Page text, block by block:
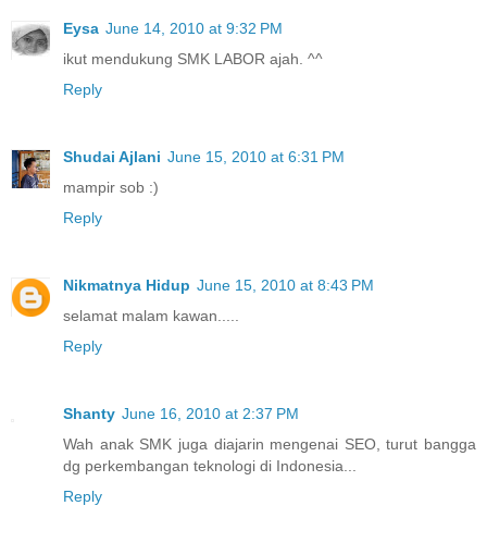
Eysa June 14, 2010 at 9:32 PM
ikut mendukung SMK LABOR ajah. ^^
Reply
Shudai Ajlani June 15, 2010 at 6:31 PM
mampir sob :)
Reply
Nikmatnya Hidup June 15, 2010 at 8:43 PM
selamat malam kawan.....
Reply
Shanty June 16, 2010 at 2:37 PM
Wah anak SMK juga diajarin mengenai SEO, turut bangga
dg perkembangan teknologi di Indonesia...
Reply